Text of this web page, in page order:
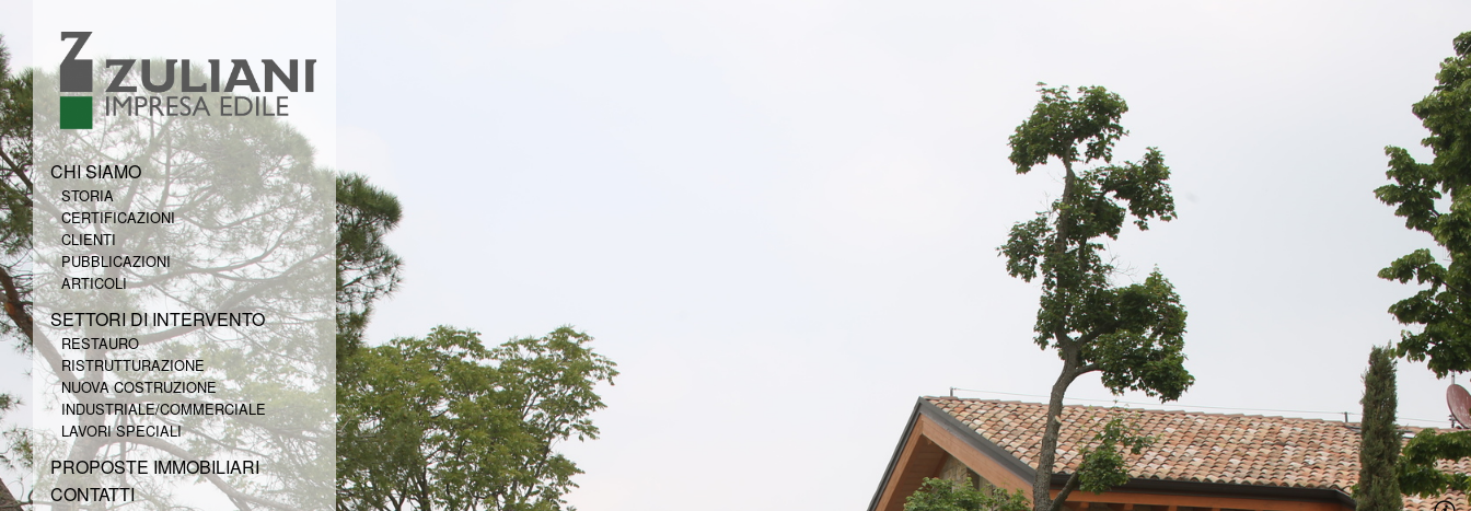
CHI SIAMO
STORIA
CERTIFICAZIONI
CLIENTI
PUBBLICAZIONI
ARTICOLI
SETTORI DI INTERVENTO
RESTAURO
RISTRUTTURAZIONE
NUOVA COSTRUZIONE
INDUSTRIALE/COMMERCIALE
LAVORI SPECIALI
PROPOSTE IMMOBILIARI
CONTATTI